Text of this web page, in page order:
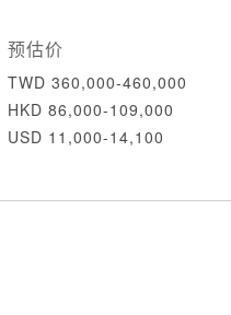
预估价
TWD 360,000-460,000
HKD 86,000-109,000
USD 11,000-14,100